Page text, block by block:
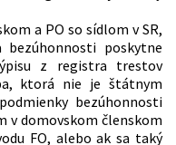
a PO so sídlom v SR,
poskytne
z registra trestov
ktorá nie je štátnym
bezúhonnosti
v domovskom členskom
FO, alebo ak sa taký